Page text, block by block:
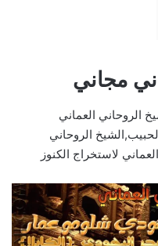
مجاني
الروحاني العماني
الروحاني
لاستخراج الكنوز